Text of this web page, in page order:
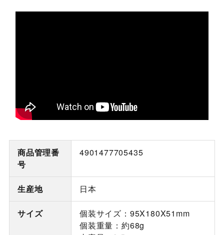
商品管理番
号
4901477705435
生産地 日本
サイズ
個装サイズ：95X180X51mm
個装重量：約68g